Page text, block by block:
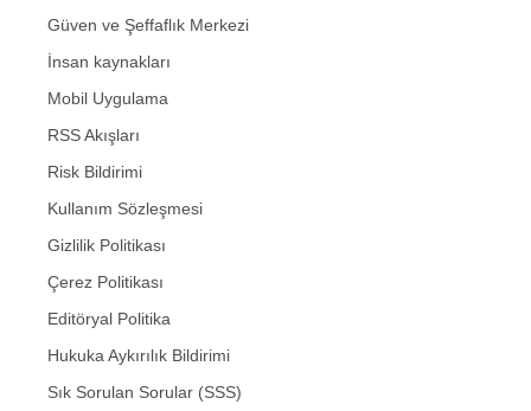
Güven ve Şeffaflık Merkezi
İnsan kaynakları
Mobil Uygulama
RSS Akışları
Risk Bildirimi
Kullanım Sözleşmesi
Gizlilik Politikası
Çerez Politikası
Editöryal Politika
Hukuka Aykırılık Bildirimi
Sık Sorulan Sorular (SSS)